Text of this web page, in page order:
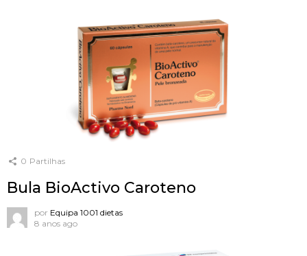
0 Partilhas
Bula BioActivo Caroteno
por Equipa 1001 dietas
8 anos ago